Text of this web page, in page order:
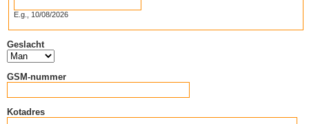
E.g., 10/08/2026
Geslacht
GSM-nummer
Kotadres